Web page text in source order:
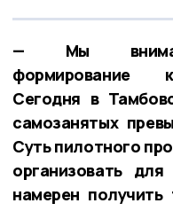
— Мы
формирование
Сегодня в
самозанятых
Суть пилотного
организовать
намерен